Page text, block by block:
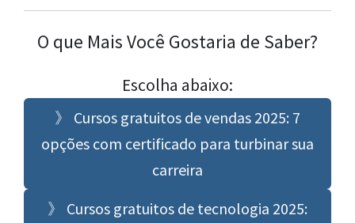
O que Mais Você Gostaria de Saber?
Escolha abaixo:
》 Cursos gratuitos de vendas 2025: 7
opções com certificado para turbinar sua
carreira
》 Cursos gratuitos de tecnologia 2025: